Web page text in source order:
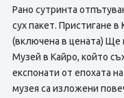
Рано сутринта
сух пакет. Пристигане
(включена в цената) Ще
Музей в Кайро, който
експонати от епохата
музея са изложени